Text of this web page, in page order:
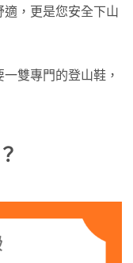
，更是您安全下山
雙專門的登山鞋，
？